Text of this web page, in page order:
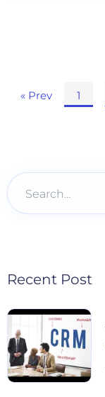
Paginasi
« Prev 1
Recent Post